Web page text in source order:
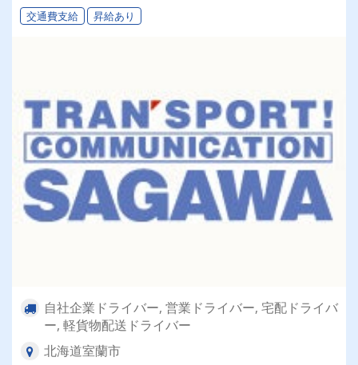
交通費支給 昇給あり
自社企業ドライバー, 営業ドライバー, 宅配ドライバ
ー, 軽貨物配送ドライバー
北海道室蘭市